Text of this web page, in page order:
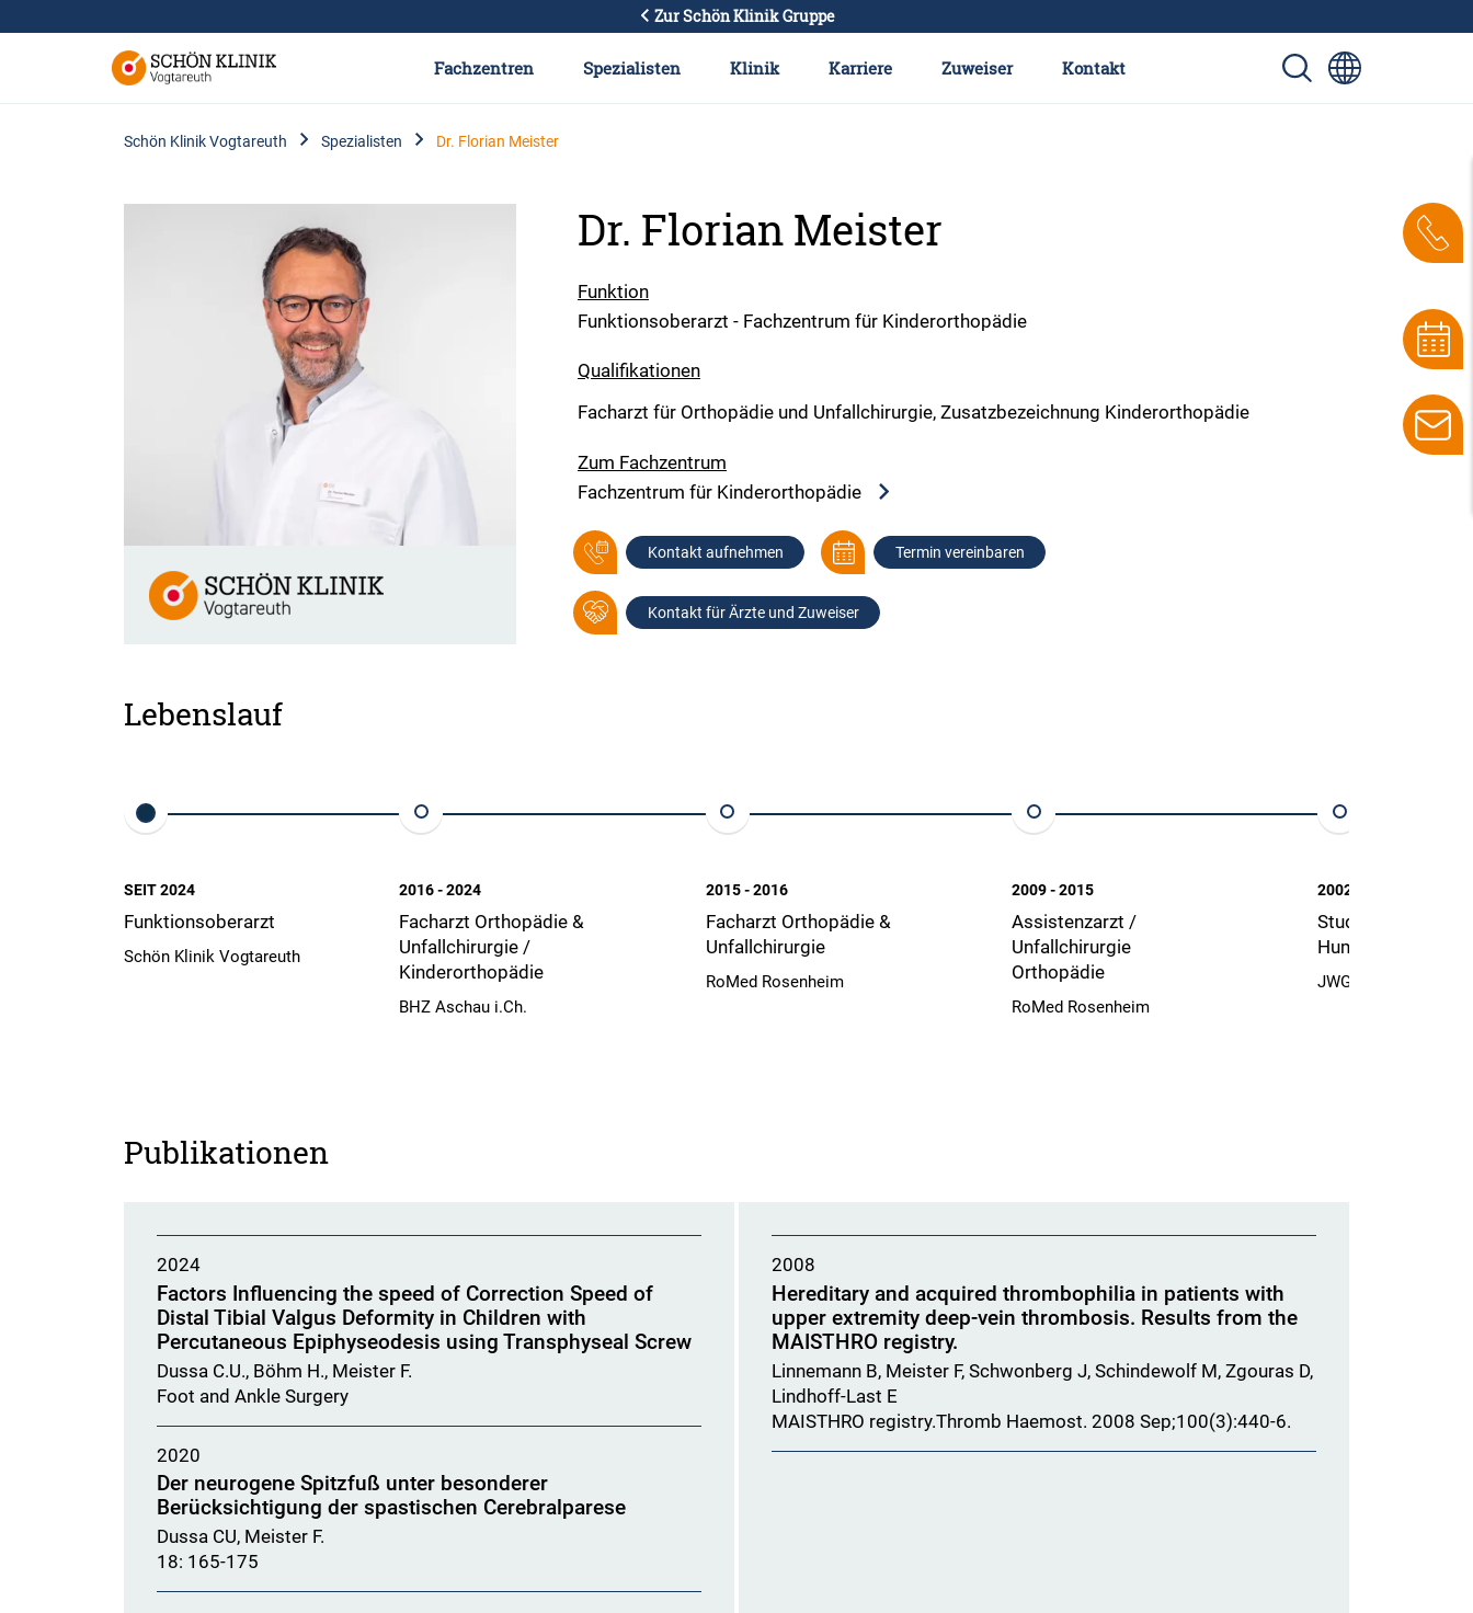
Zur Schön Klinik Gruppe
Fachzentren Spezialisten Klinik Karriere Zuweiser Kontakt
Schön Klinik Vogtareuth Spezialisten Dr. Florian Meister
Dr. Florian Meister
Funktion
Funktionsoberarzt - Fachzentrum für Kinderorthopädie
Qualifikationen
Facharzt für Orthopädie und Unfallchirurgie, Zusatzbezeichnung Kinderorthopädie
Zum Fachzentrum
Fachzentrum für Kinderorthopädie
Kontakt aufnehmen Termin vereinbaren
Kontakt für Ärzte und Zuweiser
Lebenslauf
SEIT 2024
Funktionsoberarzt
Schön Klinik Vogtareuth
2016 - 2024
Facharzt Orthopädie &
Unfallchirurgie /
Kinderorthopädie
BHZ Aschau i.Ch.
2015 - 2016
Facharzt Orthopädie &
Unfallchirurgie
RoMed Rosenheim
2009 - 2015
Assistenzarzt /
Unfallchirurgie
Orthopädie
RoMed Rosenheim
2002 - 2008
Studium der
Humanmedizin
JWG Uni Frankfurt
Publikationen
2024
Factors Influencing the speed of Correction Speed of
Distal Tibial Valgus Deformity in Children with
Percutaneous Epiphyseodesis using Transphyseal Screw
Dussa C.U., Böhm H., Meister F.
Foot and Ankle Surgery
2020
Der neurogene Spitzfuß unter besonderer
Berücksichtigung der spastischen Cerebralparese
Dussa CU, Meister F.
18: 165-175
2008
Hereditary and acquired thrombophilia in patients with
upper extremity deep-vein thrombosis. Results from the
MAISTHRO registry.
Linnemann B, Meister F, Schwonberg J, Schindewolf M, Zgouras D,
Lindhoff-Last E
MAISTHRO registry.Thromb Haemost. 2008 Sep;100(3):440-6.